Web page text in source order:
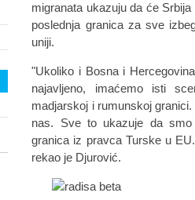
migranata ukazuju da će
poslednja granica za sve
uniji.
"Ukoliko i Bosna i
najavljeno, imaćemo isti
madjarskoj i rumunskoj
nas. Sve to ukazuje da
granica iz pravca Turske u
rekao je Djurović.